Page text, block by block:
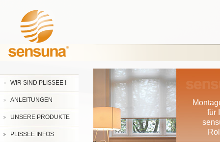
WIR SIND PLISSEE !
ANLEITUNGEN
UNSERE PRODUKTE
PLISSEE INFOS
für